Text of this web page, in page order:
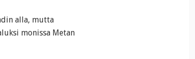
alla, mutta
monissa Metan